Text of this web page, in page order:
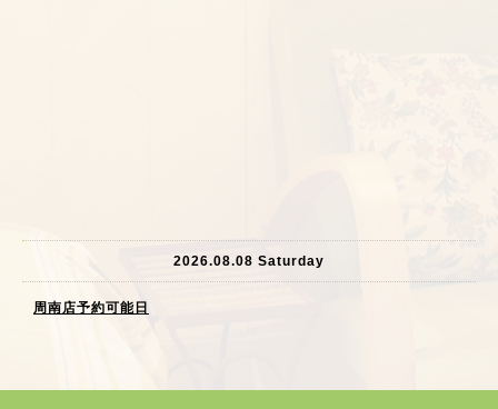
2026.08.08 Saturday
周南店予約可能日